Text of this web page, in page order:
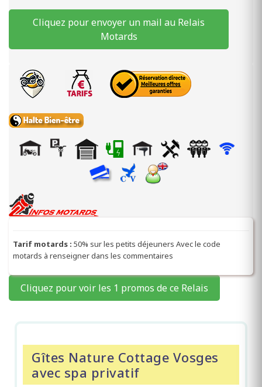
Cliquez pour envoyer un mail au Relais
Motards
Tarif motards : 50% sur les petits déjeuners Avec le code
motards à renseigner dans les commentaires
Cliquez pour voir les 1 promos de ce Relais
Gîtes Nature Cottage Vosges
avec spa privatif